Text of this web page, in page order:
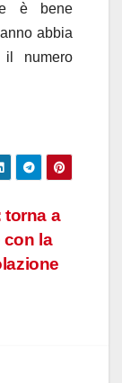
è bene
abbia
il numero
torna a
con la